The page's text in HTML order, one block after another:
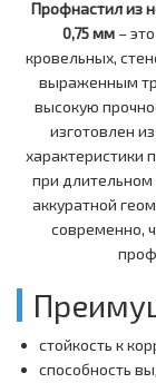
Профнастил из
0,75 мм –
кровельных,
выраженным
высокую
изготовлен
характеристики
при длительном
аккуратной
современно,
стойкость к
способность